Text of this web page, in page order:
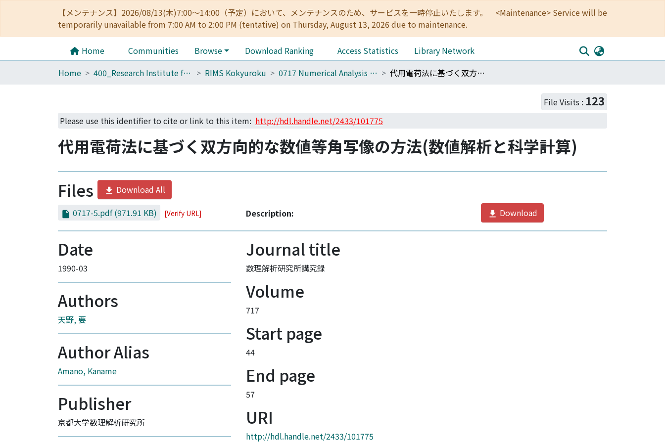
【メンテナンス】2026/08/13(木)7:00～14:00（予定）において、メンテナンスのため、サービスを一時停止いたします。 <Maintenance> Service will be
temporarily unavailable from 7:00 AM to 2:00 PM (tentative) on Thursday, August 13, 2026 due to maintenance.
Home Communities Browse Download Ranking Access Statistics
Library Network
Home
400_Research Institute for Mathematical Sciences RIMS Kokyuroku 0717 Numerical Analysis and Scientific Computing 代用電荷法に基づく双方向的な数値等角写像の方法(数値解析と科学計算)
File Visits : 123
Please use this identifier to cite or link to this item: http://hdl.handle.net/2433/101775
代用電荷法に基づく双方向的な数値等角写像の方法(数値解析と科学計算)
Files
Download All
0717-5.pdf(971.91 KB) [Verify URL] Description: Download
Date
1990-03
Authors
天野, 要
Author Alias
Amano, Kaname
Publisher
京都大学数理解析研究所
Journal title
数理解析研究所講究録
Volume
717
Start page
44
End page
57
URI
http://hdl.handle.net/2433/101775